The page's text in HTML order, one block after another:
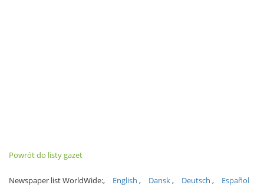
Powrót do listy gazet
Newspaper list WorldWide: English Dansk Deutsch Español